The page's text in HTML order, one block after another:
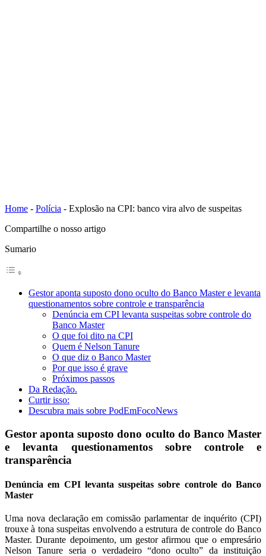
Home - Polícia - Explosão na CPI: banco vira alvo de suspeitas
Compartilhe o nosso artigo
Sumario
Gestor aponta suposto dono oculto do Banco Master e levanta
questionamentos sobre controle e transparência
Denúncia em CPI levanta suspeitas sobre controle do
Banco Master
O que foi dito na CPI
Quem é Nelson Tanure
O que diz o Banco Master
Por que isso é grave
Próximos passos
Da Redação.
Curtir isso:
Descubra mais sobre PodEmFocoNews
Gestor aponta suposto dono oculto do Banco Master
e levanta questionamentos sobre controle e
transparência
Denúncia em CPI levanta suspeitas sobre controle do Banco
Master
Uma nova declaração em comissão parlamentar de inquérito (CPI)
trouxe à tona suspeitas envolvendo a estrutura de controle do Banco
Master. Durante depoimento, um gestor afirmou que o empresário
Nelson Tanure seria o verdadeiro “dono oculto” da instituição